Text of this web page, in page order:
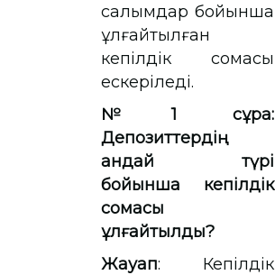
салымдар бойынша
ұлғайтылған
кепілдік сомасы
ескеріледі.
№1 сұрақ:
Депозиттердің
қандай түрі
бойынша кепілдік
сомасы
ұлғайтылды?
Жауап: Кепілдік